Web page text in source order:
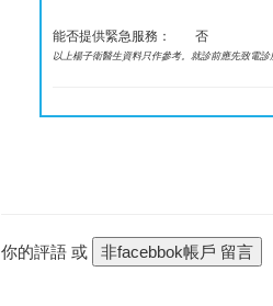
能否提供緊急服務： 否
以上楊子衛醫生資料只作參考。就診前應先致電
你的評語 或